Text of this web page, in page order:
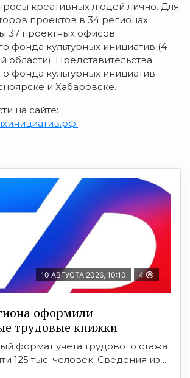
креативных людей лично. Для
проектов в 34 регионах
37 проектных офисов
фонда культурных инициатив (4 –
области). Представительства
фонда культурных инициатив
и Хабаровске.
на сайте:
10 АВГУСТА 2026, 10:10 4
оформили
трудовые книжки
формат учета трудового стажа
125 тыс. человек. Сведения из ...